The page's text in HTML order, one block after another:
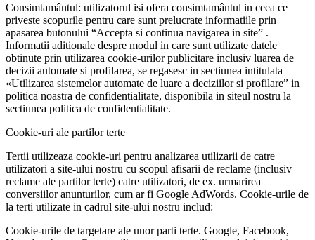
Consimtamântul: utilizatorul isi ofera consimtamântul in ceea ce
priveste scopurile pentru care sunt prelucrate informatiile prin
apasarea butonului “Accepta si continua navigarea in site” .
Informatii aditionale despre modul in care sunt utilizate datele
obtinute prin utilizarea cookie-urilor publicitare inclusiv luarea de
decizii automate si profilarea, se regasesc in sectiunea intitulata
«Utilizarea sistemelor automate de luare a deciziilor si profilare” in
politica noastra de confidentialitate, disponibila in siteul nostru la
sectiunea politica de confidentialitate.
Cookie-uri ale partilor terte
Tertii utilizeaza cookie-uri pentru analizarea utilizarii de catre
utilizatori a site-ului nostru cu scopul afisarii de reclame (inclusiv
reclame ale partilor terte) catre utilizatori, de ex. urmarirea
conversiilor anunturilor, cum ar fi Google AdWords. Cookie-urile de
la terti utilizate in cadrul site-ului nostru includ:
Cookie-urile de targetare ale unor parti terte. Google, Facebook,